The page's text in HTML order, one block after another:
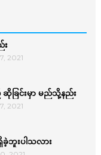
2021
ခြင်းမှာ မည်သို့နည်း
2021
ခဲ့ဘူးပါသလား